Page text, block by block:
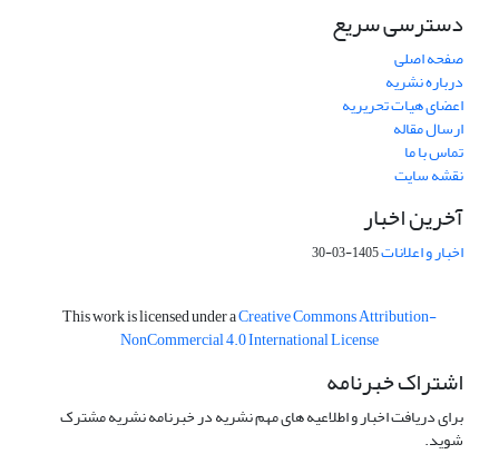
دسترسی سریع
صفحه اصلی
درباره نشریه
اعضای هیات تحریریه
ارسال مقاله
تماس با ما
نقشه سایت
آخرین اخبار
اخبار و اعلانات1405-03-30
This work is licensed under aCreative Commons Attribution-
NonCommercial 4.0 International License
اشتراک خبرنامه
برای دریافت اخبار و اطلاعیه های مهم نشریه در خبرنامه نشریه مشترک
شوید.